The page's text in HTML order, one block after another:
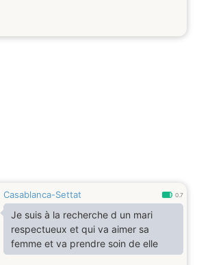
Casablanca-Settat 0.7
Je suis à la recherche d un mari
respectueux et qui va aimer sa
femme et va prendre soin de elle